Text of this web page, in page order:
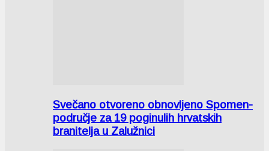
Svečano otvoreno obnovljeno Spomen-
područje za 19 poginulih hrvatskih
branitelja u Zalužnici